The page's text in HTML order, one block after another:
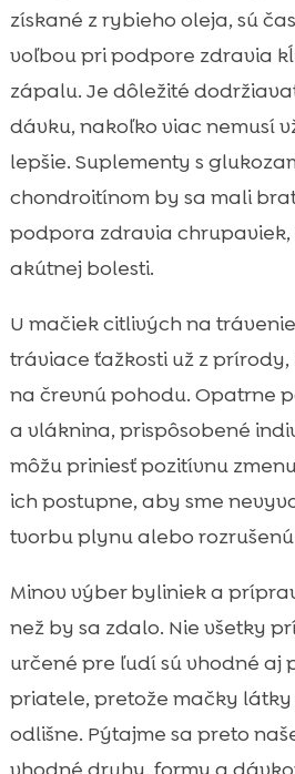
získané z rybieho oleja, sú
voľbou pri podpore zdravia
zápalu. Je dôležité
dávku, nakoľko viac nemusí
lepšie. Suplementy s
chondroitínom by sa mali
podpora zdravia chrupaviek,
akútnej bolesti.
U mačiek citlivých na
tráviace ťažkosti už z
na črevnú pohodu. Opatrne
a vláknina, prispôsobené
môžu priniesť pozitívnu
ich postupne, aby sme
tvorbu plynu alebo
Minov výber byliniek a
než by sa zdalo. Nie všetky
určené pre ľudí sú vhodné aj
priatele, pretože mačky
odlišne. Pýtajme sa preto